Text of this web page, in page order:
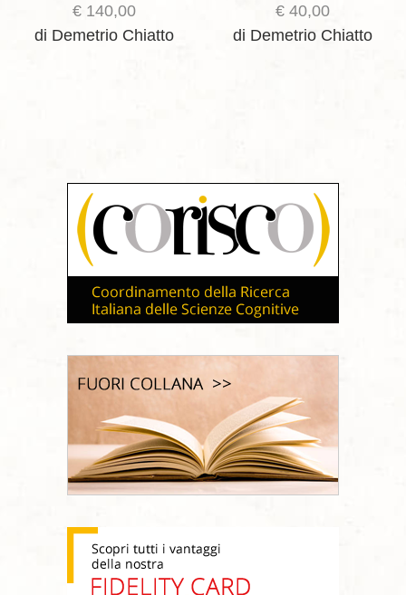
€140,00
di Demetrio Chiatto
€40,00
di Demetrio Chiatto